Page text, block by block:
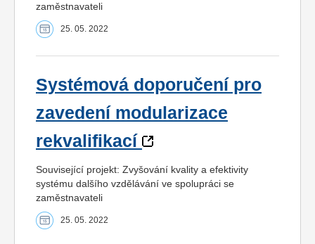
zaměstnavateli
25. 05. 2022
Systémová doporučení pro
zavedení modularizace
rekvalifikací
Související projekt: Zvyšování kvality a efektivity
systému dalšího vzdělávání ve spolupráci se
zaměstnavateli
25. 05. 2022